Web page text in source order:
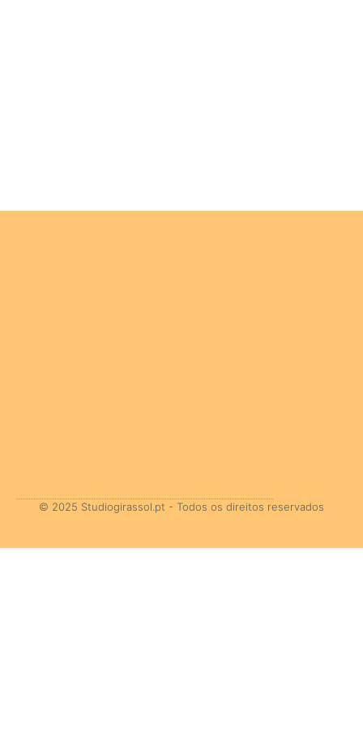
© 2025 Studiogirassol.pt - Todos os direitos reservados